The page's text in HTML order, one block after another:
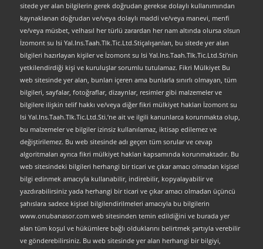
sitede yer alan bilgilerin gerek doğrudan gerekse dolaylı kullanımından
kaynaklanan doğrudan ve/veya dolaylı maddi ve/veya manevi, menfi
ve/veya müsbet, velhasıl her türlü zarardan her nam altında olursa olsun
İzomont su Isi Yal.Ins.Taah.Tlk.Tic.Ltd.Stiçalışanları, bu sitede yer alan
bilgileri hazırlayan kişiler ve İzomont su Isi Yal.Ins.Taah.Tlk.Tic.Ltd.Sti’nin
yetkilendirdiği kişi ve kuruluşlar sorumlu tutulamaz. Fikri Mülkiyet Bu
web sitesinde yer alan, bunları içeren ama bunlarla sınırlı olmayan, tüm
bilgileri, sayfalar, fotoğraflar, dizaynlar, resimler gibi malzemeler ve
bilgilere ilişkin telif hakkı ve/veya diğer fikri mülkiyet hakları İzomont su
Isi Yal.Ins.Taah.Tlk.Tic.Ltd.Sti.’ne ait ve ilgili kanunlarca korunmakta olup,
bu malzemeler ve bilgiler izinsiz kullanılamaz, iktisap edilemez ve
değiştirilemez. Bu web sitesinde adı geçen tüm sorular ve cevap
algoritmaları ayrıca fikri mülkiyet hakları kapsamında korunmaktadır. Bu
web sitesindeki bilgileri herhangi bir ticari ve çıkar amacı olmadan kişisel
bilgi edinmek amacıyla kullanabilir, indirebilir, kopyalayabilir ve
yazdırabilirsiniz yada herhangi bir ticari ve çıkar amacı olmadan üçüncü
şahıslara sadece kişisel bilgilendirilmeleri amacıyla bu bilgilerin
www.onubanasor.com web sitesinden temin edildiğini ve burada yer
alan tüm koşul ve hükümlere bağlı olduklarını belirtmek şartıyla verebilir
ve gönderebilirsiniz. Bu web sitesinde yer alan herhangi bir bilgiyi,